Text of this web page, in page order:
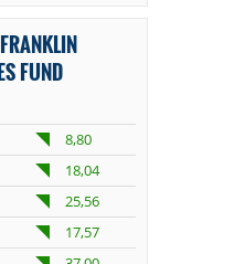
FUND
8,80
18,04
25,56
17,57